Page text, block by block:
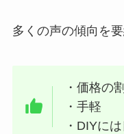
多くの声の傾向を
・価格の
・手軽
・DIYに